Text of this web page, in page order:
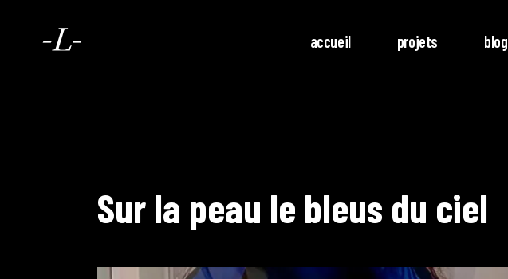
accueil projets blog
Sur la peau le bleus du ciel